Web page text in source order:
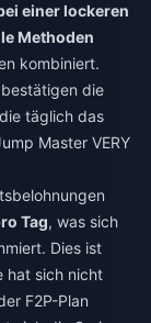
einer lockeren
Methoden
kombiniert.
die
täglich das
Master VERY
Tag, was sich
Dies ist
hat sich nicht
F2P-Plan